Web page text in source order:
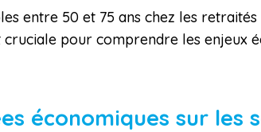
entre 50 et 75 ans chez les
pour comprendre les enjeux
économiques sur les